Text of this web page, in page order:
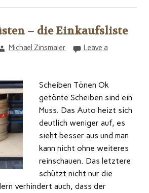
– die Einkaufsliste
Michael Zinsmaier
Leave a
Scheiben Tönen Ok
getönte Scheiben sind ein
Muss. Das Auto heizt sich
deutlich weniger auf, es
sieht besser aus und man
kann nicht ohne weiteres
reinschauen. Das letztere
schützt nicht nur die
verhindert auch, dass der